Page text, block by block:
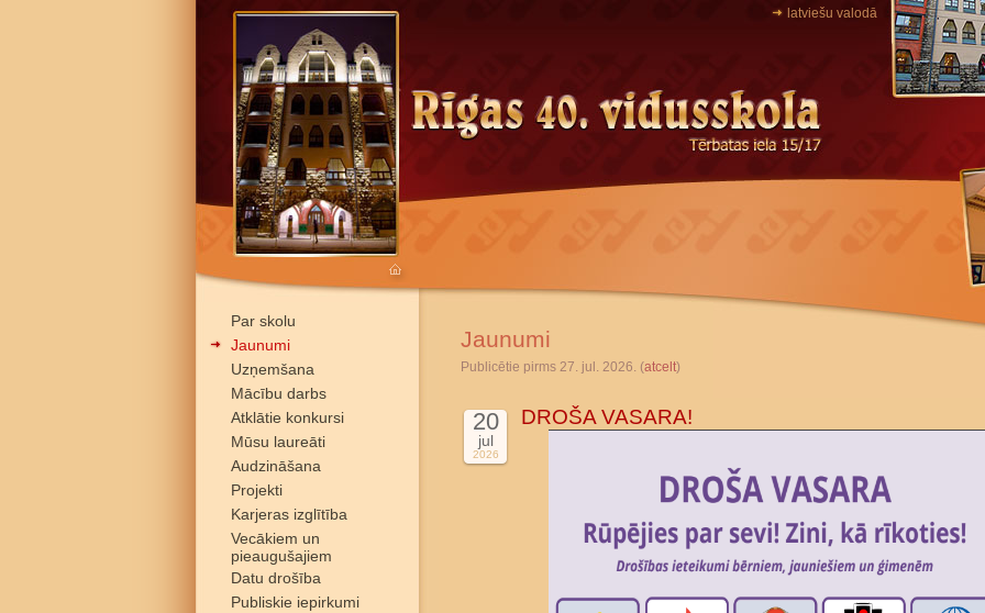
latviešu valodā
Par skolu
Jaunumi
Uzņemšana
Mācību darbs
Atklātie konkursi
Mūsu laureāti
Audzināšana
Projekti
Karjeras izglītība
Vecākiem un
pieaugušajiem
Datu drošība
Publiskie iepirkumi
Jaunumi
Publicētie pirms 27. jul. 2026. (atcelt)
20
jul
2026
DROŠA VASARA!